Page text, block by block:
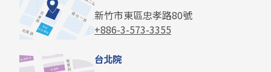
新竹市東區忠孝路80號
+886-3-573-3355
台北院